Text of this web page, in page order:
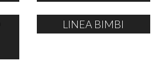
LINEA BIMBI